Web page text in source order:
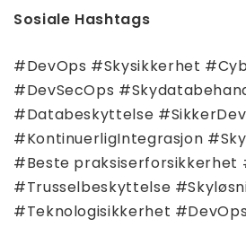
Sosiale Hashtags
#DevOps #Skysikkerhet
#DevSecOps
#Databeskyttelse
#KontinuerligIntegrasjon
#Beste praksiserforsikkerhet
#Trusselbeskyttelse
#Teknologisikkerhet